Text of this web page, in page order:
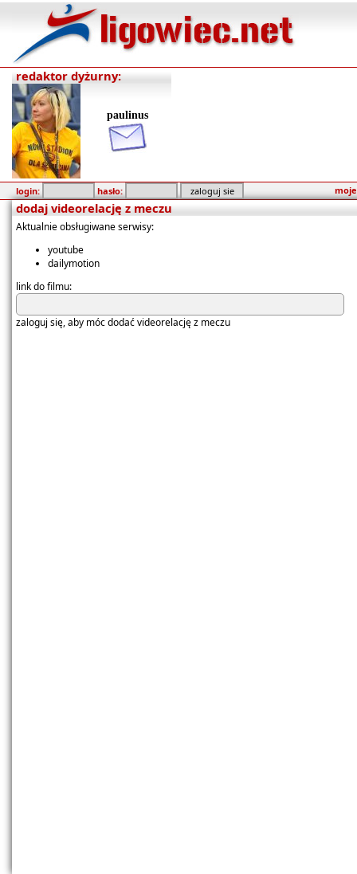
redaktor dyżurny:
paulinus
login: hasło:
dodaj videorelację z meczu
Aktualnie obsługiwane serwisy:
youtube
dailymotion
link do filmu:
zaloguj się, aby móc dodać videorelację z meczu